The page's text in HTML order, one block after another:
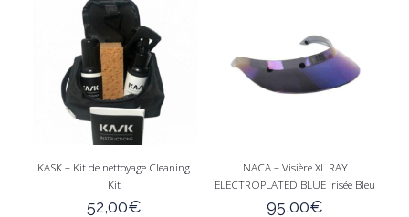
KASK – Kit de nettoyage Cleaning
Kit
52,00€
NACA – Visière XL RAY
ELECTROPLATED BLUE Irisée Bleu
95,00€